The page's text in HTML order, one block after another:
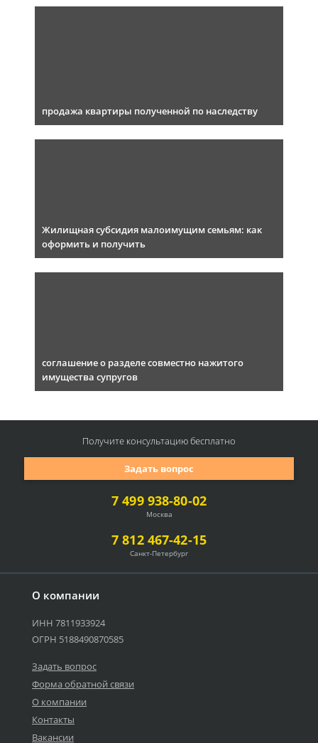
продажа квартиры полученной по наследству
Жилищная субсидия малоимущим семьям: как
оформить и получить
соглашение о разделе совместно нажитого
имущества супругов
О компании
ИНН 7811933924
ОГРН 5188490870585
Задать вопрос
Форма обратной связи
О компании
Контакты
Вакансии
7 499 938-80-02
Москва
7 812 467-42-15
Санкт-Петербург
Задать вопрос
Получите консультациюбесплатно